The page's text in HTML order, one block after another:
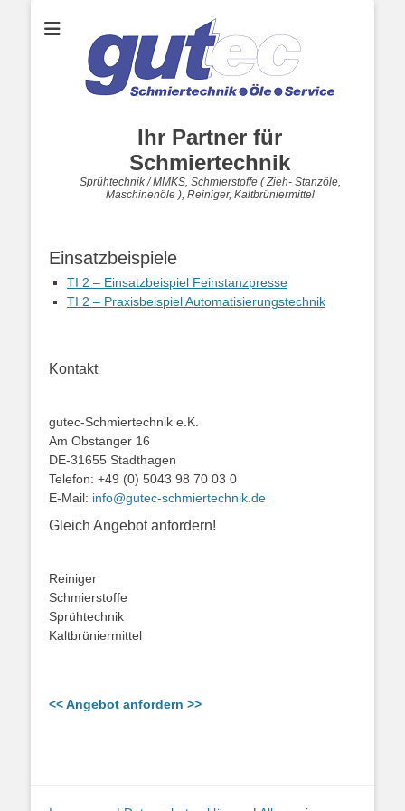
Ihr Partner für
Schmiertechnik
Sprühtechnik / MMKS, Schmierstoffe ( Zieh- Stanzöle,
Maschinenöle ), Reiniger, Kaltbrüniermittel
Einsatzbeispiele
TI 2 – Einsatzbeispiel Feinstanzpresse
TI 2 – Praxisbeispiel Automatisierungstechnik
Kontakt
gutec-Schmiertechnik e.K.
Am Obstanger 16
DE-31655 Stadthagen
Telefon: +49 (0) 5043 98 70 03 0
E-Mail: info@gutec-schmiertechnik.de
Gleich Angebot anfordern!
Reiniger
Schmierstoffe
Sprühtechnik
Kaltbrüniermittel
<< Angebot anfordern >>